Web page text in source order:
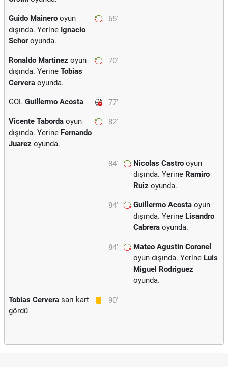
65'
Guido Mainero oyun
dışında. Yerine Ignacio
Schoroyunda.
70'
Ronaldo Martinez oyun
dışında. Yerine Tobias
Cervera oyunda.
77'
GOL Guillermo Acosta
82'
Vicente Taborda oyun
dışında. Yerine Fernando
Juarez oyunda.
84' Nicolas Castro oyun
dışında. Yerine Ramiro
Ruiz oyunda.
84' Guillermo Acosta oyun
dışında. Yerine Lisandro
Cabrera oyunda.
84'
Mateo Agustin Coronel
oyun dışında. Yerine Luis
Miguel Rodriguez
oyunda.
90'
Tobias Cervera sarı kart
gördü